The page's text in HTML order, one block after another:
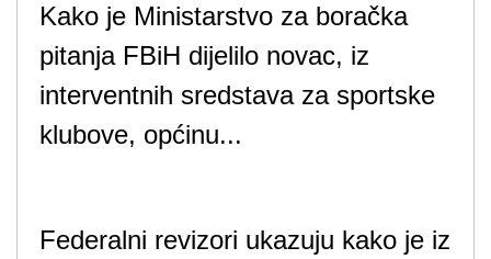
Kako je Ministarstvo za boračka
pitanja FBiH dijelilo novac, iz
interventnih sredstava za sportske
klubove, općinu...
Federalni revizori ukazuju kako je iz